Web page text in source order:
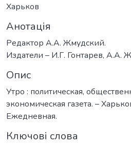
Харьков
Анотація
Редактор А.А. Жмудский.
Издатели – И.Г. Гонтарев, А.А.
Опис
Утро : политическая,
экономическая газета. –
Ежедневная.
Ключові слова